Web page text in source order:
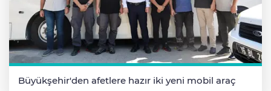
Büyükşehir'den afetlere hazır iki yeni mobil araç